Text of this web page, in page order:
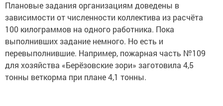
Плановые задания организациям доведены в
зависимости от численности коллектива из расчёта
100 килограммов на одного работника. Пока
выполнивших задание немного. Но есть и
перевыполнившие. Например, пожарная часть №109
для хозяйства «Берёзовские зори» заготовила 4,5
тонны веткорма при плане 4,1 тонны.